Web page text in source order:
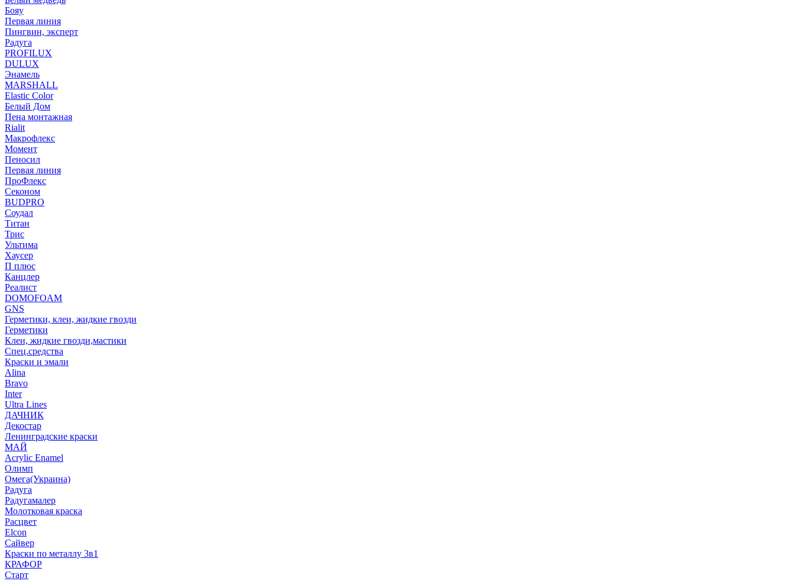
Бояу
Первая линия
Пингвин, эксперт
Радуга
PROFILUX
DULUX
Энамель
MARSHALL
Elastic Color
Белый Дом
Пена монтажная
Rialit
Макрофлекс
Момент
Пеносил
Первая линия
ПроФлекс
Секоном
BUDPRO
Соудал
Титан
Трис
Ультима
Хаусер
П плюс
Канцлер
Реалист
DOMOFOAM
GNS
Герметики, клеи, жидкие гвозди
Герметики
Клеи, жидкие гвозди,мастики
Спец.средства
Краски и эмали
Alina
Bravo
Inter
Ultra Lines
ДАЧНИК
Декостар
Ленинградские краски
МАЙ
Acrylic Enamel
Олимп
Омега(Украина)
Радуга
Радугамалер
Молотковая краска
Расцвет
Elcon
Сайвер
Краски по металлу 3в1
КРАФОР
Старт